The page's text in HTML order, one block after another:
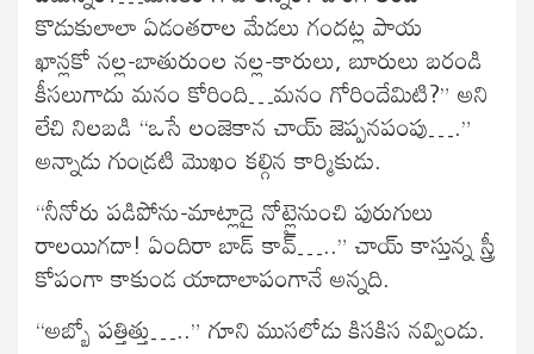
కొడుకులాలా ఏడంతరాల మేడలు గందట్ల పాయ
ఖాన్లకో నల్ల-బాతురుంల నల్ల-కారులు, బూరులు బరండి
కీసలుగాదు మనం కోరింది…మనం గోరిందేమిటి?” అని
లేచి నిలబడి “ఒసే లంజెకాన చాయ్ జెప్పనపంపు….”
అన్నాడు గుండ్రటి మొఖం కల్గిన కార్మికుడు.
“నీనోరు పడిపోను-మాట్లాడై నోట్లైనుంచి పురుగులు
రాలయిగదా! ఏందిరా బాడ్ కావ్…..” చాయ్ కాస్తున్న స్త్రీ
కోపంగా కాకుండ యాదాలాపంగానే అన్నది.
“అబ్బో పత్తిత్తు…..” గూని ముసలోడు కిసకిస నవ్విండు.